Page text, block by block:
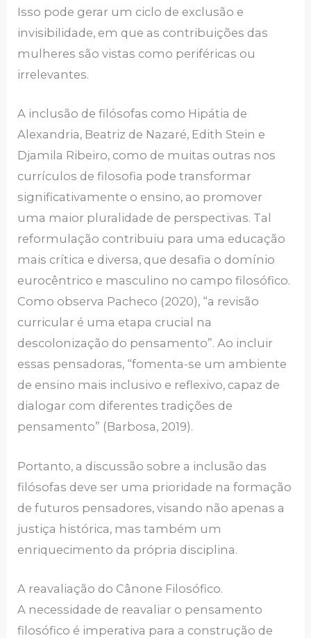
Isso pode gerar um ciclo de exclusão e
invisibilidade, em que as contribuições das
mulheres são vistas como periféricas ou
irrelevantes.
A inclusão de filósofas como Hipátia de
Alexandria, Beatriz de Nazaré, Edith Stein e
Djamila Ribeiro, como de muitas outras nos
currículos de filosofia pode transformar
significativamente o ensino, ao promover
uma maior pluralidade de perspectivas. Tal
reformulação contribuiu para uma educação
mais crítica e diversa, que desafia o domínio
eurocêntrico e masculino no campo filosófico.
Como observa Pacheco (2020), “a revisão
curricular é uma etapa crucial na
descolonização do pensamento”. Ao incluir
essas pensadoras, “fomenta-se um ambiente
de ensino mais inclusivo e reflexivo, capaz de
dialogar com diferentes tradições de
pensamento” (Barbosa, 2019).
Portanto, a discussão sobre a inclusão das
filósofas deve ser uma prioridade na formação
de futuros pensadores, visando não apenas a
justiça histórica, mas também um
enriquecimento da própria disciplina.
A reavaliação do Cânone Filosófico.
A necessidade de reavaliar o pensamento
filosófico é imperativa para a construção de